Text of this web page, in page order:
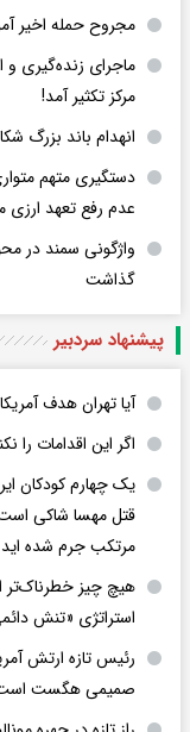
مجروح حمله اخیر
ماجرای زنده‌گیری
مرکز تکثیر آمد!
انهدام باند بزرگ
عدم رفع تعهد ارزی
واژگونی سمند در
گذاشت
پیشنهاد سردبیر
آیا تهران هدف
اگر این اقدامات را
یک چهارم کودکان
قتل مهسا شاکی
مرتکب جرم شده اید
هیچ چیز خطرناک‌تر
استراتژی «تنش
رئیس تازه ارتش
صمیمی هگست است